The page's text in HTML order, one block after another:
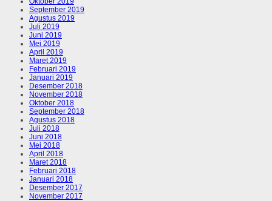
September 2019
Agustus 2019
Juli 2019
Juni 2019
Mei 2019
April 2019
Maret 2019
Februari 2019
Januari 2019
Desember 2018
November 2018
Oktober 2018
September 2018
Agustus 2018
Juli 2018
Juni 2018
Mei 2018
April 2018
Maret 2018
Februari 2018
Januari 2018
Desember 2017
November 2017